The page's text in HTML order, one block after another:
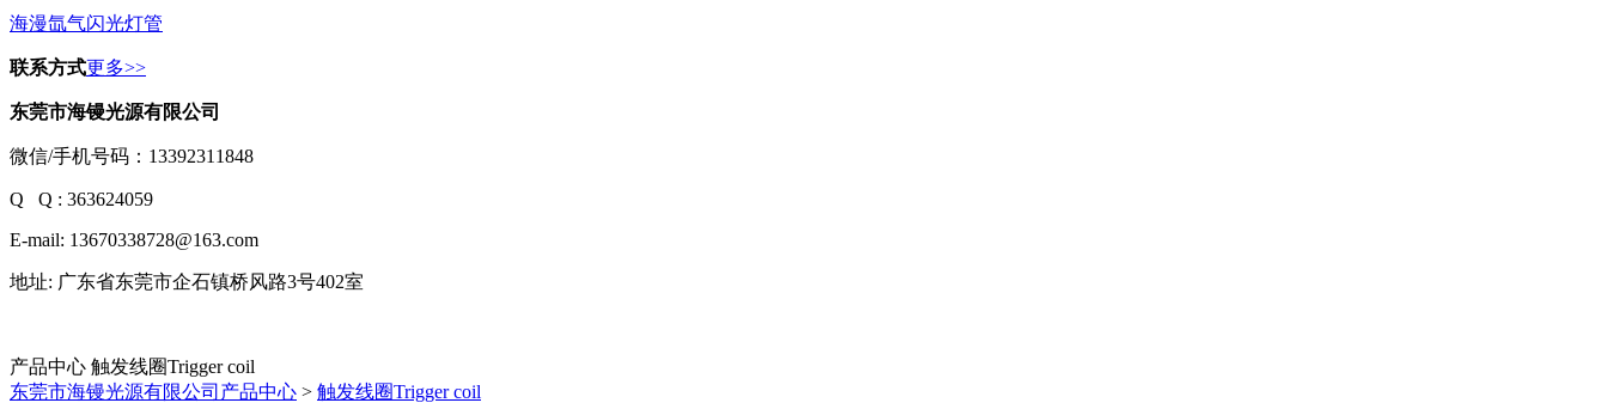
海漫氙气闪光灯管
联系方式更多>>
东莞市海镘光源有限公司
微信/手机号码：13392311848
Q Q : 363624059
E-mail: 13670338728@163.com
地址: 广东省东莞市企石镇桥风路3号402室
产品中心 触发线圈Trigger coil
东莞市海镘光源有限公司 产品中心 > 触发线圈Trigger coil